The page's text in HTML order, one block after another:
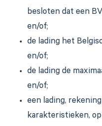
besloten dat een
en/of;
de lading het
en/of;
de lading de
en/of;
een lading,
karakteristieken,